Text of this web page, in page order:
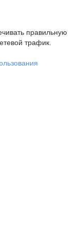
правильную
трафик.